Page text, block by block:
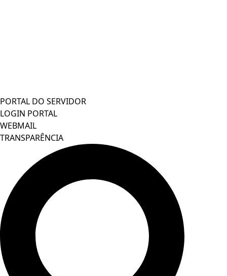
PORTAL DO SERVIDOR
LOGIN PORTAL
WEBMAIL
TRANSPARÊNCIA